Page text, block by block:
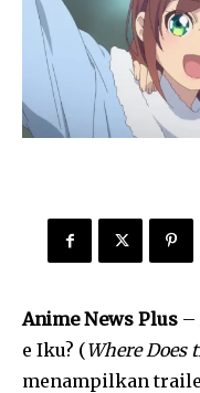
Anime News Plus –
e Iku? (Where Does
menampilkan